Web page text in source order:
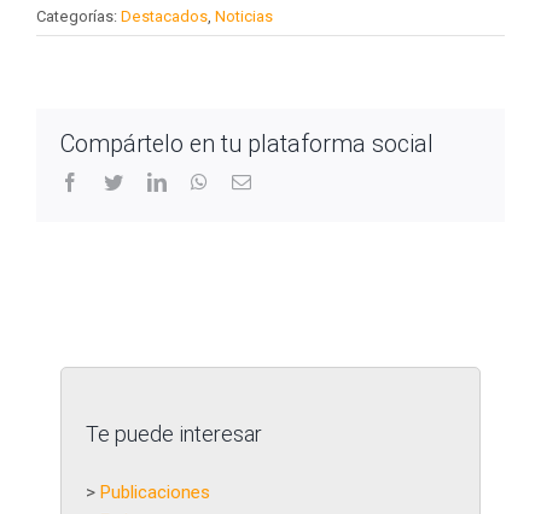
Categorías: Destacados Noticias
Compártelo en tu plataforma social
facebook
twitterlinkedinwhatsappCorreo
Te puede interesar
> Publicaciones